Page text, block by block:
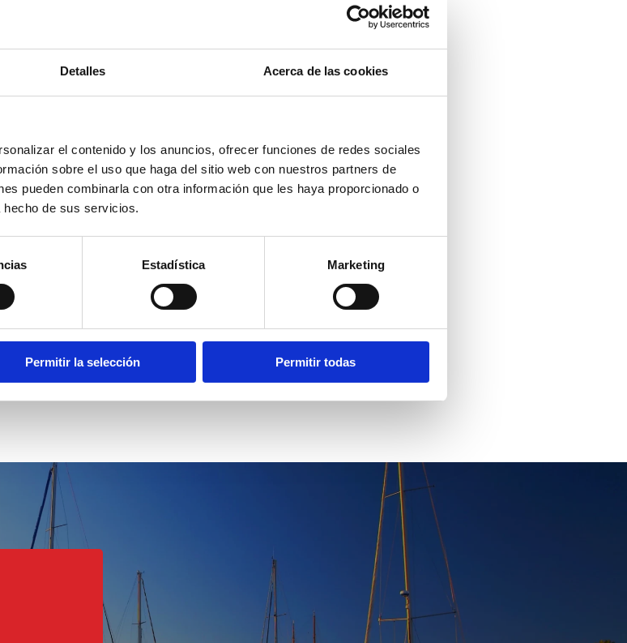
Detalles Acerca de las cookies
el contenido y los anuncios, ofrecer funciones de redes sociales
sobre el uso que haga del sitio web con nuestros partners de
pueden combinarla con otra información que les haya proporcionado o
hecho de sus servicios.
Estadística Marketing
Permitir la selección Permitir todas
21